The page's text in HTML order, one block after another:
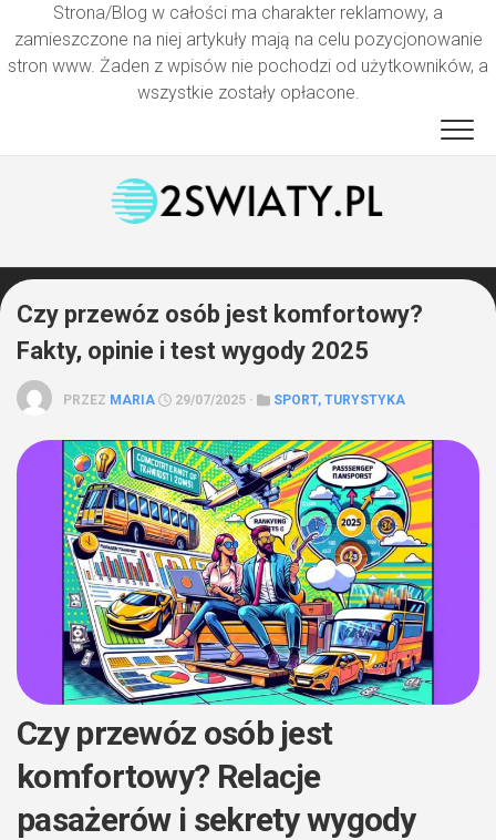
Strona/Blog w całości ma charakter reklamowy, a
zamieszczone na niej artykuły mają na celu pozycjonowanie
stron www. Żaden z wpisów nie pochodzi od użytkowników, a
wszystkie zostały opłacone.
Czy przewóz osób jest komfortowy?
Fakty, opinie i test wygody 2025
PRZEZ MARIA 29/07/2025 · SPORT, TURYSTYKA
Czy przewóz osób jest
komfortowy? Relacje
pasażerów i sekrety wygody